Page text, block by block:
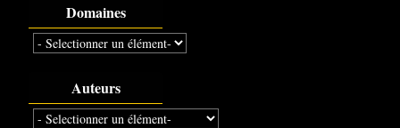
Domaines
Auteurs